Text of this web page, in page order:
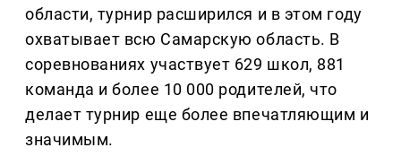
области, турнир расширился и в этом году
охватывает всю Самарскую область. В
соревнованиях участвует 629 школ, 881
команда и более 10 000 родителей, что
делает турнир еще более впечатляющим и
значимым.